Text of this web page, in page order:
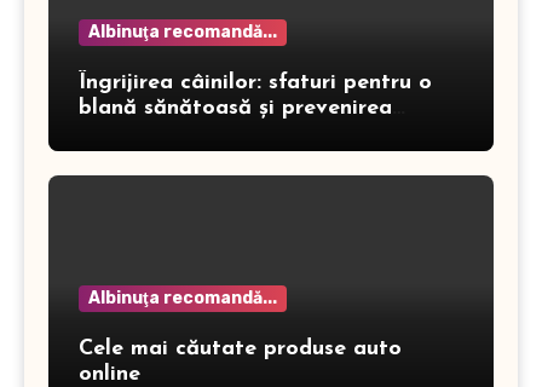
Albinuţa recomandă...
Îngrijirea câinilor: sfaturi pentru o
blană sănătoasă și prevenirea
Albinuţa recomandă...
Cele mai căutate produse auto
online